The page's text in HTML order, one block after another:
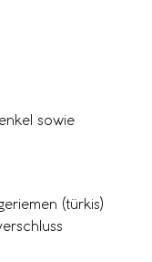
sowie
(türkis)